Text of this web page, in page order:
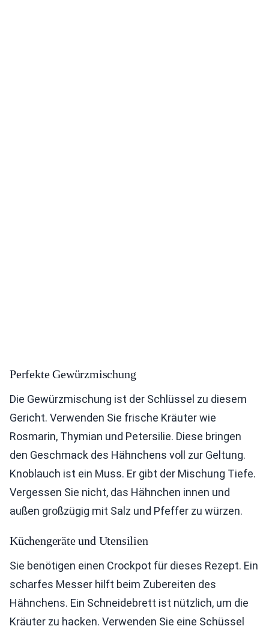
Perfekte Gewürzmischung
Die Gewürzmischung ist der Schlüssel zu diesem
Gericht. Verwenden Sie frische Kräuter wie
Rosmarin, Thymian und Petersilie. Diese bringen
den Geschmack des Hähnchens voll zur Geltung.
Knoblauch ist ein Muss. Er gibt der Mischung Tiefe.
Vergessen Sie nicht, das Hähnchen innen und
außen großzügig mit Salz und Pfeffer zu würzen.
Küchengeräte und Utensilien
Sie benötigen einen Crockpot für dieses Rezept. Ein
scharfes Messer hilft beim Zubereiten des
Hähnchens. Ein Schneidebrett ist nützlich, um die
Kräuter zu hacken. Verwenden Sie eine Schüssel